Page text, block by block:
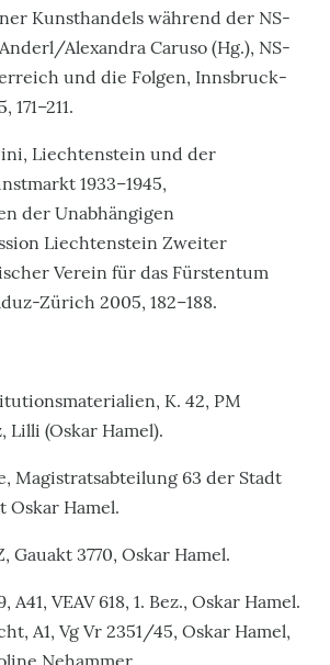
Kunsthandels während der NS-
Alexandra Caruso (Hg.), NS-
und die Folgen, Innsbruck-
Liechtenstein und der
1933–1945,
der Unabhängigen
Liechtenstein Zweiter
Verein für das Fürstentum
Zürich 2005, 182–188.
K. 42, PM
Lilli (Oskar Hamel).
Magistratsabteilung 63 der Stadt
Oskar Hamel.
Gauakt 3770, Oskar Hamel.
A41, VEAV 618, 1. Bez., Oskar Hamel.
A1, Vg Vr 2351/45, Oskar Hamel,
Nehammer.